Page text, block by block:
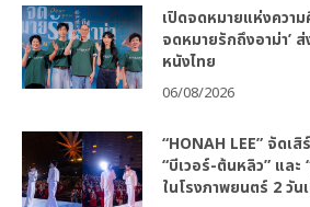
เปิดจดหมายแห่งควา
จดหมายรักถึงอาม่า’
หนังไทย
06/08/2026
“HONAH LEE” จัด
“บีเวอร์-ต้นหลิว” และ
ในโรงภาพยนตร์ 2 วัน